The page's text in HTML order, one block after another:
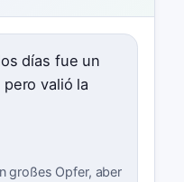
días fue un
pero valió la
großes Opfer, aber